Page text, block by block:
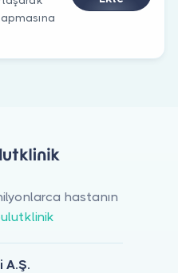
hastanın
A.Ş.